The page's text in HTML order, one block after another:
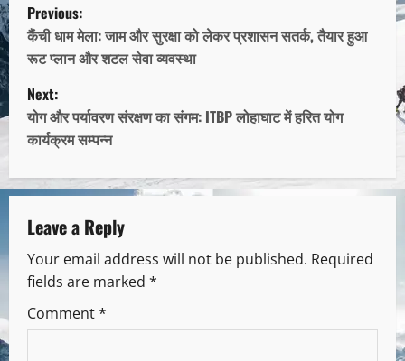
Previous:
कैंची धाम मेला: जाम और सुरक्षा को लेकर प्रशासन सतर्क, तैयार हुआ
रूट प्लान और शटल सेवा व्यवस्था
Next:
योग और पर्यावरण संरक्षण का संगम: ITBP लोहाघाट में हरित योग
कार्यक्रम सम्पन्न
Leave a Reply
Your email address will not be published. Required
fields are marked *
Comment*